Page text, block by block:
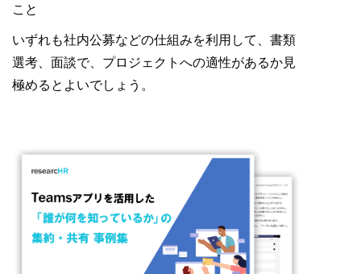
こと
いずれも社内公募などの仕組みを利用して、書類
選考、面談で、プロジェクトへの適性があるか見
極めるとよいでしょう。